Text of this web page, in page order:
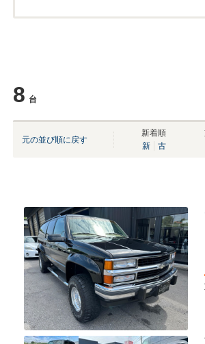
8 台
元の並び順に戻す
新着順
新
古